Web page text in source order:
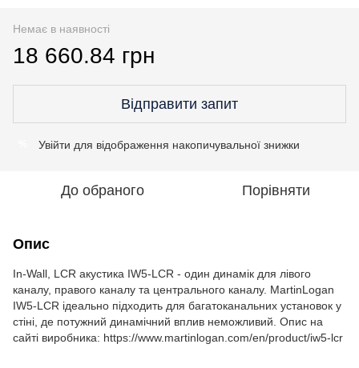
Немає в наявності
18 660.84 грн
Відправити запит
Увійти для відображення накопичувальної знижки
До обраного Порівняти
Опис
In-Wall, LCR акустика IW5-LCR - один динамік для лівого
каналу, правого каналу та центрального каналу. MartinLogan
IW5-LCR ідеально підходить для багатоканальних установок у
стіні, де потужний динамічний вплив неможливий. Опис на
сайті виробника: https://www.martinlogan.com/en/product/iw5-lcr